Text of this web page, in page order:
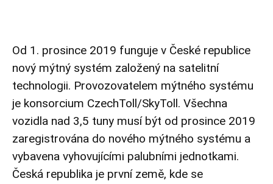
Od 1. prosince 2019 funguje v České republice
nový mýtný systém založený na satelitní
technologii. Provozovatelem mýtného systému
je konsorcium CzechToll/SkyToll. Všechna
vozidla nad 3,5 tuny musí být od prosince 2019
zaregistrována do nového mýtného systému a
vybavena vyhovujícími palubními jednotkami.
Česká republika je první země, kde se